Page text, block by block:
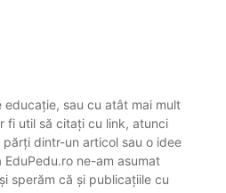
educație, sau cu atât mai mult
fi util să citați cu link, atunci
dintr-un articol sau o idee
ne-am asumat
sperăm că și publicațiile cu